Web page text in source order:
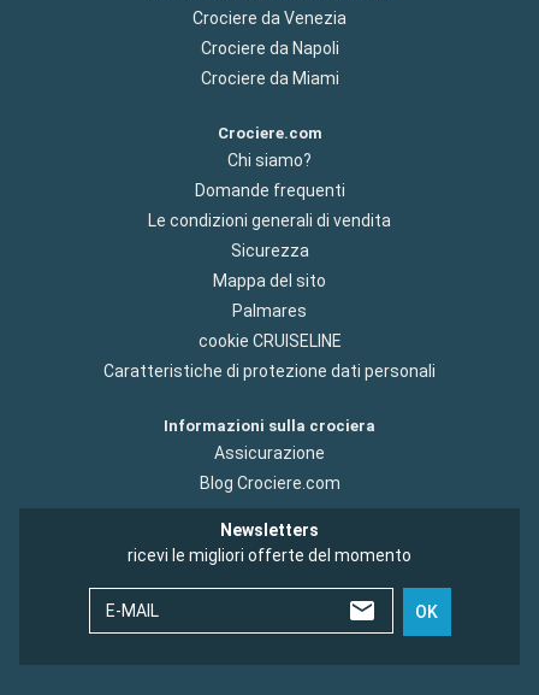
Crociere da Venezia
Crociere da Napoli
Crociere da Miami
Crociere.com
Chi siamo?
Domande frequenti
Le condizioni generali di vendita
Sicurezza
Mappa del sito
Palmares
cookie CRUISELINE
Caratteristiche di protezione dati personali
Informazioni sulla crociera
Assicurazione
Blog Crociere.com
Newsletters
ricevi le migliori offerte del momento
E-MAIL OK